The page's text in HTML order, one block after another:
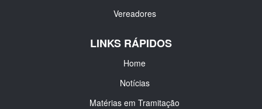
Vereadores
LINKS RÁPIDOS
Home
Notícias
Matérias em Tramitação